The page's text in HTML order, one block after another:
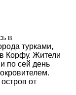
в
турками,
Корфу. Жители
по сей день
от